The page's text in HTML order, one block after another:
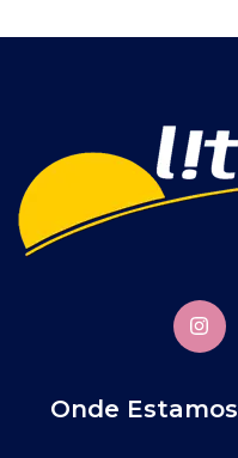
Onde Estamos